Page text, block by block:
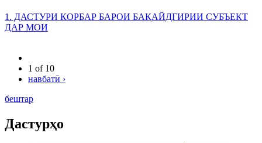
1. ДАСТУРИ КОРБАР БАРОИ БАҚАЙДГИРИИ СУБЪЕКТ
ДАР МОИ
1 of 10
навбатӣ ›
бештар
Дастурҳо